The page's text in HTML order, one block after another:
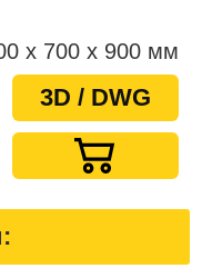
х 700 х 900 мм
3D / DWG